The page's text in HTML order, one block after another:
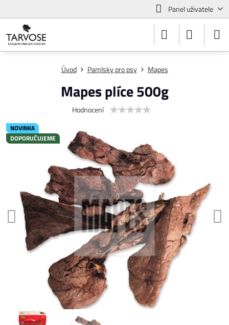
Panel uživatele
NOVINKA
DOPORUČUJEME
Úvod Pamlsky pro psy Mapes
Mapes plíce 500g
Hodnocení